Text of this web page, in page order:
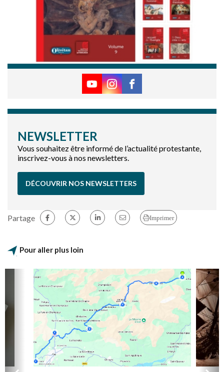
NEWSLETTER
Vous souhaitez être informé de l’actualité protestante,
inscrivez-vous à nos newsletters.
DÉCOUVRIR NOS NEWSLETTERS
Partage Imprimer
Pour aller plus loin